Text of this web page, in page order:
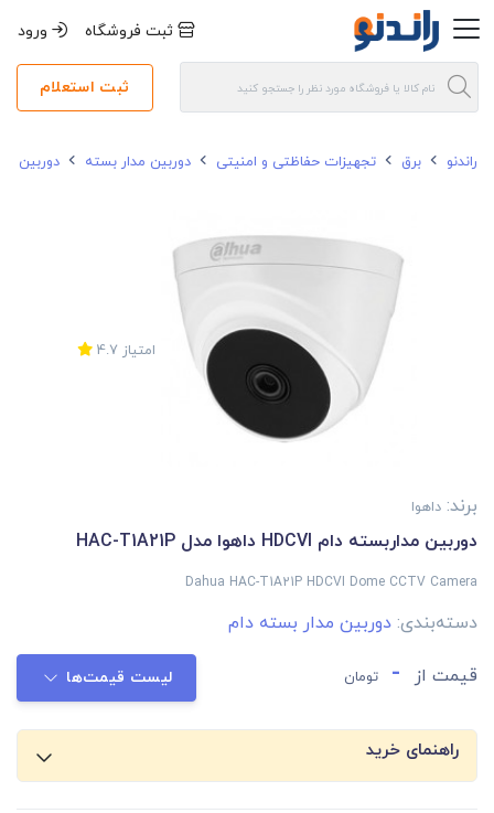
ثبت فروشگاه ورود
ثبت استعلام
راندنو برق تجهیزات حفاظتی و امنیتی دوربین مدار بسته دوربین
امتیاز 4.7
برند: داهوا
دوربین مداربسته دام HDCVI داهوا مدل HAC-T1A21P
Dahua HAC-T1A21P HDCVI Dome CCTV Camera
دسته‌بندی: دوربین مدار بسته دام
قیمت از - تومان لیست قیمت‌ها
راهنمای خرید